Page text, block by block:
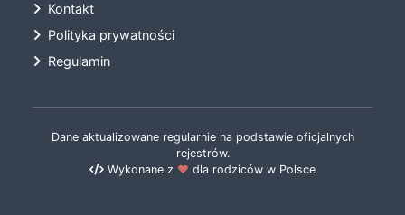
Kontakt
Polityka prywatności
Regulamin
Dane aktualizowane regularnie na podstawie oficjalnych
rejestrów.
Wykonane z ❤️ dla rodziców w Polsce